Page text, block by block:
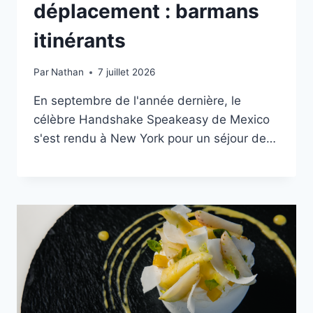
déplacement : barmans
itinérants
Par Nathan 7 juillet 2026
En septembre de l'année dernière, le
célèbre Handshake Speakeasy de Mexico
s'est rendu à New York pour un séjour de…